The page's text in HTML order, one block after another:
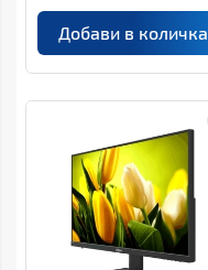
Добави в количка